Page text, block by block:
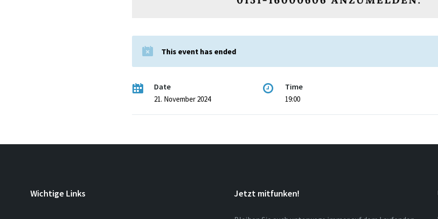
This event has ended
Date
21. November 2024
Time
19:00
Wichtige Links Jetzt mitfunken!